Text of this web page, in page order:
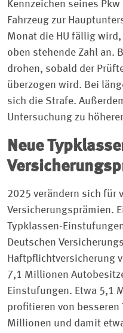
Kennzeichen seines
Fahrzeug zur
Monat die HU fällig
oben stehende Zahl an.
drohen, sobald der
überzogen wird. Bei
sich die Strafe.
Untersuchung zu
Neue
2025 verändern sich für
Versicherungsprämien.
Typklassen-
Deutschen
Haftpflichtversicherung
7,1 Millionen
Einstufungen. Etwa 5,1
profitieren von besseren
Millionen und damit